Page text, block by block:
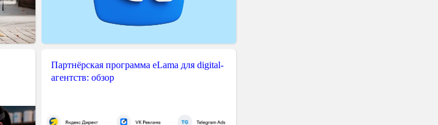
Партнёрская программа eLama для digital-
агентств: обзор